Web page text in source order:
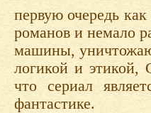
первую очередь как
романов и немало
машины,
логикой и этикой,
что сериал
фантастике.